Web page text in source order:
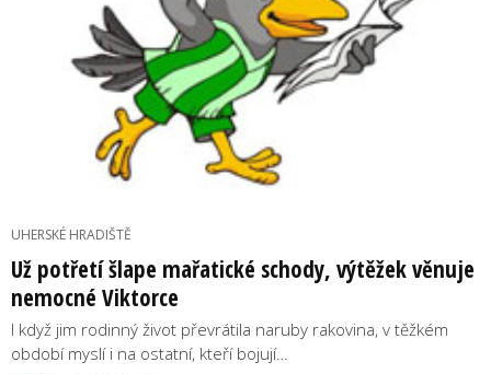
UHERSKÉ HRADIŠTĚ
Už potřetí šlape mařatické schody, výtěžek věnuje
nemocné Viktorce
I když jim rodinný život převrátila naruby rakovina, v těžkém
období myslí i na ostatní, kteří bojují…